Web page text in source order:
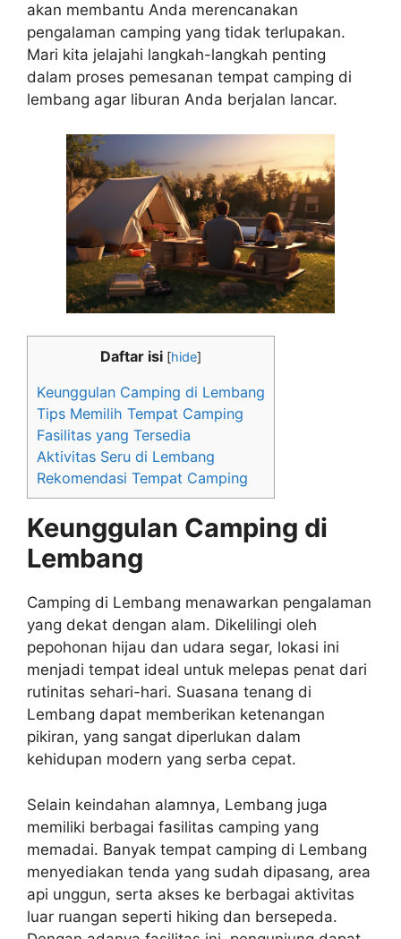
akan membantu Anda merencanakan
pengalaman camping yang tidak terlupakan.
Mari kita jelajahi langkah-langkah penting
dalam proses pemesanan tempat camping di
lembang agar liburan Anda berjalan lancar.
Daftar isi [hide]
Keunggulan Camping di Lembang
Tips Memilih Tempat Camping
Fasilitas yang Tersedia
Aktivitas Seru di Lembang
Rekomendasi Tempat Camping
Keunggulan Camping di
Lembang
Camping di Lembang menawarkan pengalaman
yang dekat dengan alam. Dikelilingi oleh
pepohonan hijau dan udara segar, lokasi ini
menjadi tempat ideal untuk melepas penat dari
rutinitas sehari-hari. Suasana tenang di
Lembang dapat memberikan ketenangan
pikiran, yang sangat diperlukan dalam
kehidupan modern yang serba cepat.
Selain keindahan alamnya, Lembang juga
memiliki berbagai fasilitas camping yang
memadai. Banyak tempat camping di Lembang
menyediakan tenda yang sudah dipasang, area
api unggun, serta akses ke berbagai aktivitas
luar ruangan seperti hiking dan bersepeda.